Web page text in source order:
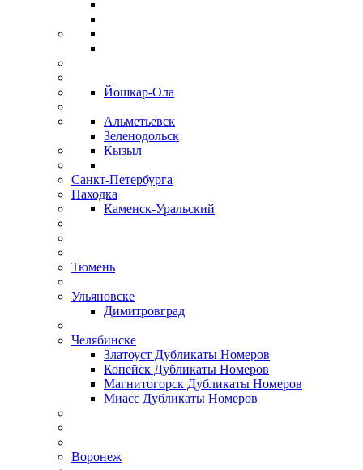
Йошкар-Ола
Альметьевск
Зеленодольск
Кызыл
Санкт-Петербурга
Находка
Каменск-Уральский
Тюмень
Ульяновске
Димитровград
Челябинске
Златоуст Дубликаты Номеров
Копейск Дубликаты Номеров
Магнитогорск Дубликаты Номеров
Миасс Дубликаты Номеров
Воронеж